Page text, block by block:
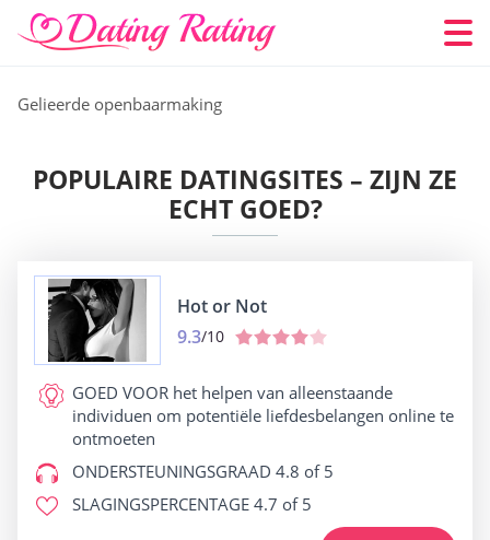
Gelieerde openbaarmaking
POPULAIRE DATINGSITES – ZIJN ZE
ECHT GOED?
Hot or Not
9.3/10
GOED VOOR het helpen van alleenstaande
individuen om potentiële liefdesbelangen online te
ontmoeten
ONDERSTEUNINGSGRAAD 4.8 of 5
SLAGINGSPERCENTAGE 4.7 of 5